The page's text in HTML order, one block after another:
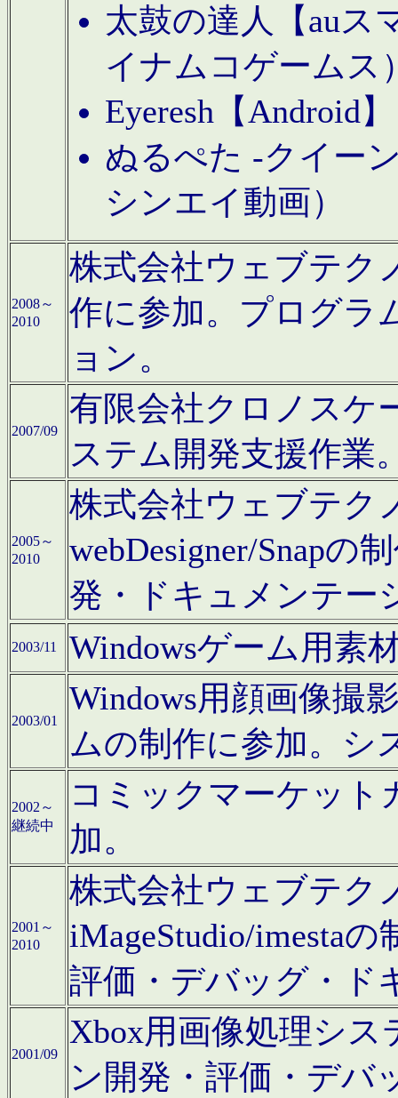
太鼓の達人【auス
イナムコゲームス
Eyeresh【Android
ぬるぺた -クイー
シンエイ動画）
2008～
2010
株式会社ウェブテク
作に参加。プログラ
ョン。
2007/09
有限会社クロノスケ
ステム開発支援作業
2005～
2010
株式会社ウェブテク
webDesigner/Snapの
発・ドキュメンテー
2003/11 Windowsゲーム用素
2003/01
Windows用顔画像撮
ムの制作に参加。シ
2002～
継続中
コミックマーケット
加。
2001～
2010
株式会社ウェブテク
iMageStudio/imesta
評価・デバッグ・ド
2001/09
Xbox用画像処理シ
ン開発・評価・デバ